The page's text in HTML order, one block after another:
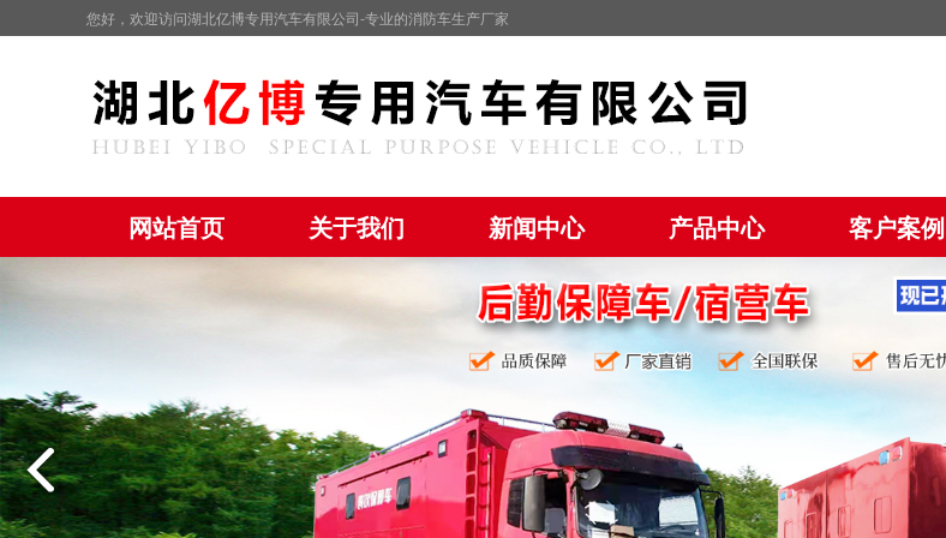
您好，欢迎访问湖北亿博专用汽车有限公司-专业的消防车生产厂家
网站首页 关于我们 新闻中心 产品中心 客户案例